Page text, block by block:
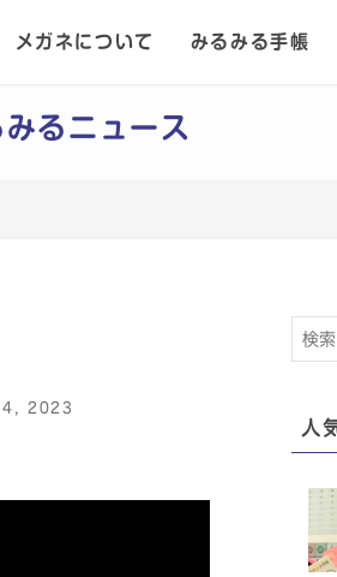
メガネについて みるみる手帳
みるニュース
2023
人